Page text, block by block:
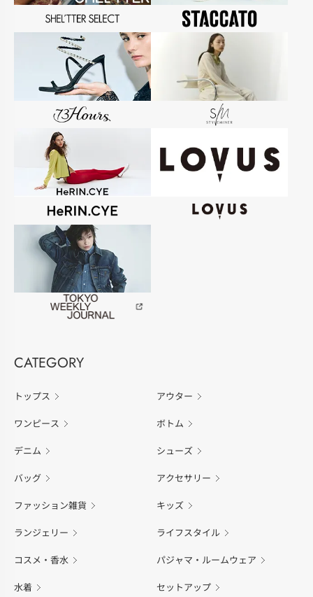
CATEGORY
トップス アウター
ワンピース ボトム
デニム シューズ
バッグ アクセサリー
ファッション雑貨 キッズ
ランジェリー ライフスタイル
コスメ・香水 パジャマ・ルームウェア
水着 セットアップ